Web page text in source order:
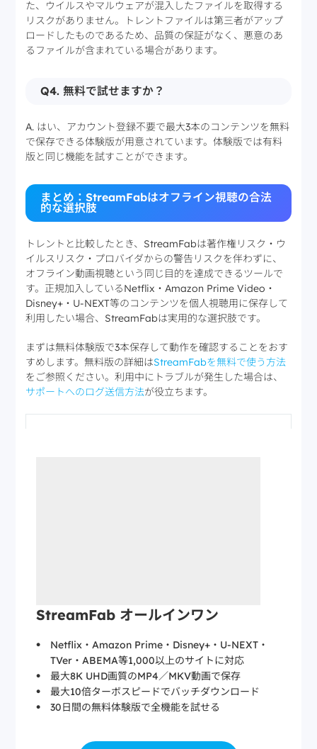
た、ウイルスやマルウェアが混入したファイルを取得する
リスクがありません。トレントファイルは第三者がアップ
ロードしたものであるため、品質の保証がなく、悪意のあ
るファイルが含まれている場合があります。
Q4. 無料で試せますか？
A. はい、アカウント登録不要で最大3本のコンテンツを無料
で保存できる体験版が用意されています。体験版では有料
版と同じ機能を試すことができます。
まとめ：StreamFabはオフライン視聴の合法
的な選択肢
トレントと比較したとき、StreamFabは著作権リスク・ウ
イルスリスク・プロバイダからの警告リスクを伴わずに、
オフライン動画視聴という同じ目的を達成できるツールで
す。正規加入しているNetflix・Amazon Prime Video・
Disney+・U-NEXT等のコンテンツを個人視聴用に保存して
利用したい場合、StreamFabは実用的な選択肢です。
まずは無料体験版で3本保存して動作を確認することをおす
すめします。無料版の詳細はStreamFabを無料で使う方法
をご参照ください。利用中にトラブルが発生した場合は、
サポートへのログ送信方法が役立ちます。
StreamFab オールインワン
Netflix・Amazon Prime・Disney+・U-NEXT・
TVer・ABEMA等1,000以上のサイトに対応
最大8K UHD画質のMP4／MKV動画で保存
最大10倍ターボスピードでバッチダウンロード
30日間の無料体験版で全機能を試せる